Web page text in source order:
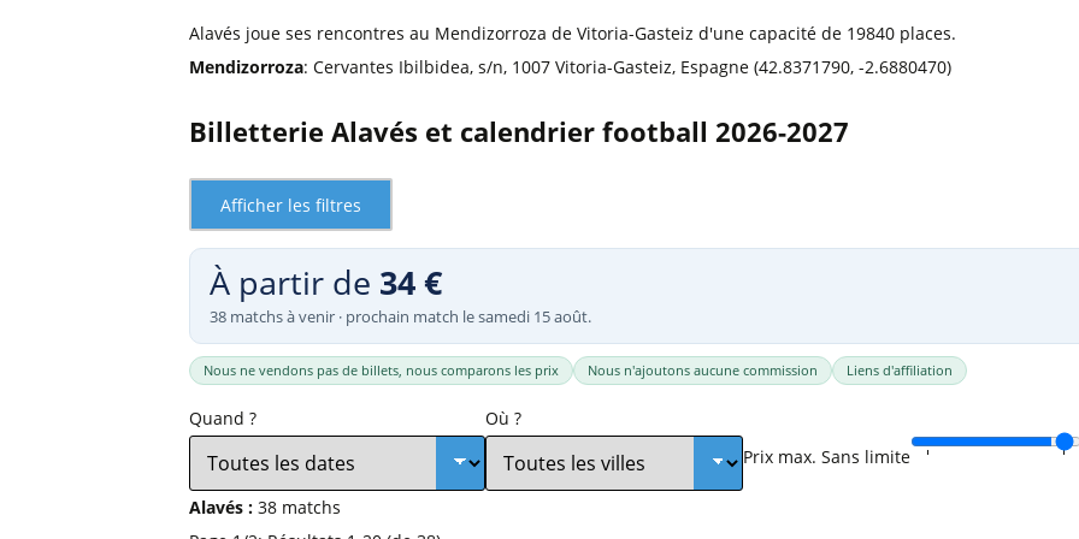
Billets Eredivisie Pays-Bas
Billets Pro League Belgique
Billets Saudi Pro League
Billets Euro 2028
Billets Copa América
Munich
Alavés joue ses rencontres au Mendizorroza de Vitoria-Gasteiz d'une capacité de 19840 places.
Mendizorroza: Cervantes Ibilbidea, s/n, 1007 Vitoria-Gasteiz, Espagne (42.8371790, -2.6880470)
Billetterie Alavés et calendrier football 2026-2027
Afficher les filtres
À partir de 34 €
38 matchs à venir · prochain match le samedi 15 août.
Nous ne vendons pas de billets, nous comparons les prix Nous n'ajoutons aucune commission Liens d'affiliation
Quand ?
Où ?
Prix max. Sans limite
Alavés : 38 matchs